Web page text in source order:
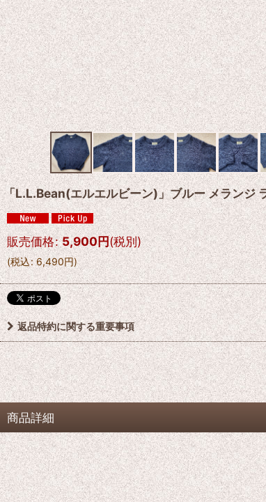
「L.L.Bean(エルエルビーン)」ブルー メランジ
販売価格: 5,900円(税別)
(税込: 6,490円)
返品特約に関する重要事項
商品詳細